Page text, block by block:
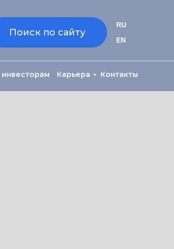
Поиск по сайту
Контакты
Карьера
RU
EN